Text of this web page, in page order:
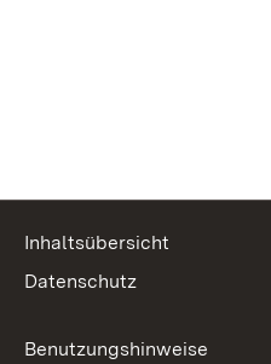
Inhaltsübersicht
Datenschutz
Benutzungshinweise